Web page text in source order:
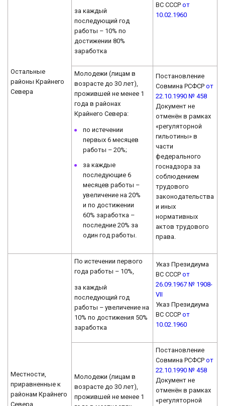
Остальные
районы Крайнего
Севера
за каждый
последующий год
работы – 10% по
достижении 80%
заработка
ВС СССРот
10.02.1960
Молодежи (лицам в
возрасте до 30 лет),
прожившей не менее 1
года в районах
Крайнего Севера:
по истечении
первых 6 месяцев
работы – 20%;
за каждые
последующие 6
месяцев работы –
увеличение на 20%
и по достижении
60% заработка –
последние 20% за
один год работы.
Постановление
Совмина РСФСРот
22.10.1990 № 458
Документ не
отменён в рамках
«регуляторной
гильотины» в
части
федерального
госнадзора за
соблюдением
трудового
законодательства
и иных
нормативных
актов трудового
права.
Местности,
приравненные к
районам Крайнего
Севера
По истечении первого
года работы – 10%,
за каждый
последующий год
работы – увеличение на
10% по достижения 50%
заработка
Указ Президиума
ВС СССРот
26.09.1967 № 1908-
VII
Указ Президиума
ВС СССРот
10.02.1960
Молодежи (лицам в
возрасте до 30 лет),
прожившей не менее 1
Постановление
Совмина РСФСРот
22.10.1990 № 458
Документ не
отменён в рамках
«регуляторной